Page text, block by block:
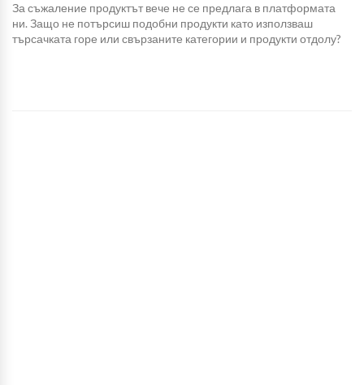
За съжаление продуктът вече не се предлага в платформата
ни. Защо не потърсиш подобни продукти като използваш
търсачката горе или свързаните категории и продукти отдолу?